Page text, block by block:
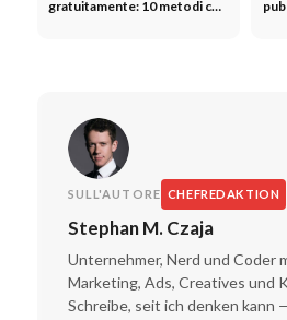
gratuitamente: 10 metodi che
SULL'AUTORE CHEFREDAKTION
Stephan M. Czaja
Unternehmer, Nerd und Coder
Marketing, Ads, Creatives und
Schreibe, seit ich denken kann